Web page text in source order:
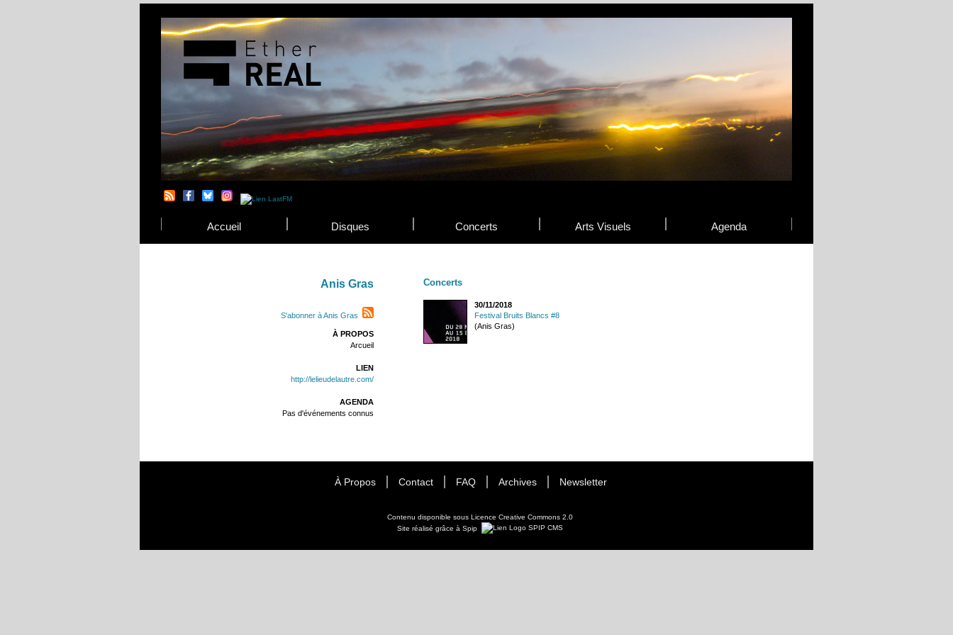
Accueil Disques Concerts Arts Visuels Agenda
Anis Gras
S'abonner à Anis Gras
À PROPOS
Arcueil
LIEN
http://lelieudelautre.com/
AGENDA
Pas d'événements connus
Concerts
30/11/2018
Festival Bruits Blancs #8
(Anis Gras)
À Propos Contact FAQ Archives Newsletter
Contenu disponible sous Licence Creative Commons 2.0
Site réalisé grâce à Spip